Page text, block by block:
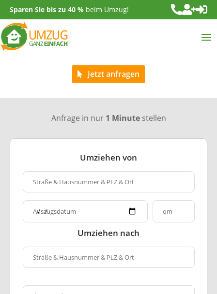
Sparen Sie bis zu 40 % beim Umzug! 
Jetzt anfragen
Anfrage in nur 1 Minutestellen
Umziehen von
Umziehen nach